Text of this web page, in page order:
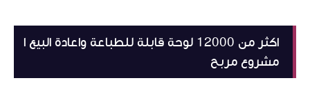
اكثر من 12000 لوحة قابلة للطباعة واعادة البيع ا
مشروع مربح